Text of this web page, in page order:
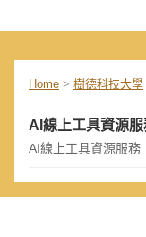
Home > 樹德科技大學
AI線上工具資源服
AI線上工具資源服務